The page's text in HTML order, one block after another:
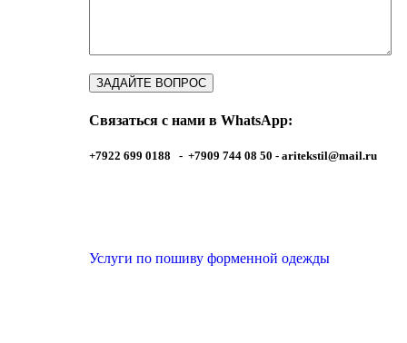
Связаться с нами в WhatsApp:
+7922 699 0188 - +7909 744 08 50 - aritekstil@mail.ru
Услуги по пошиву форменной одежды